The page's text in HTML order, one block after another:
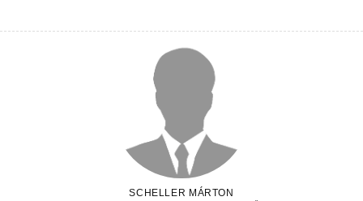
SCHELLER MÁRTON